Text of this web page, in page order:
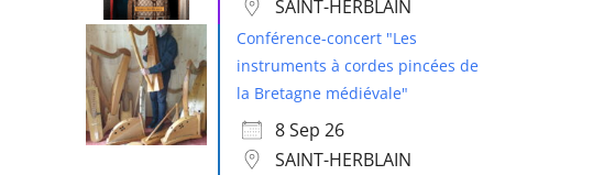
SAINT-HERBLAIN
Conférence-concert "Les
instruments à cordes pincées de
la Bretagne médiévale"
8 Sep 26
SAINT-HERBLAIN